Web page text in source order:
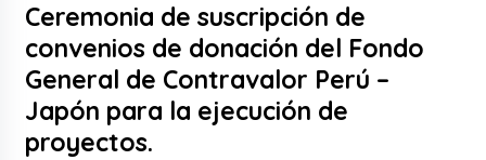
Ceremonia de suscripción de
convenios de donación del Fondo
General de Contravalor Perú –
Japón para la ejecución de
proyectos.